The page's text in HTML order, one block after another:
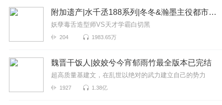
附加遗产|水千丞188系列|冬冬&瀚墨主役都市虐恋
妖孽毒舌造型师VS天才学霸白切黑
204 1983.65万
魏晋干饭人|姣姣兮今宵郁雨竹最全版本已完结
超高质量基建文，在乱世以绝对的武力建立自己的势力
1927 1.38亿